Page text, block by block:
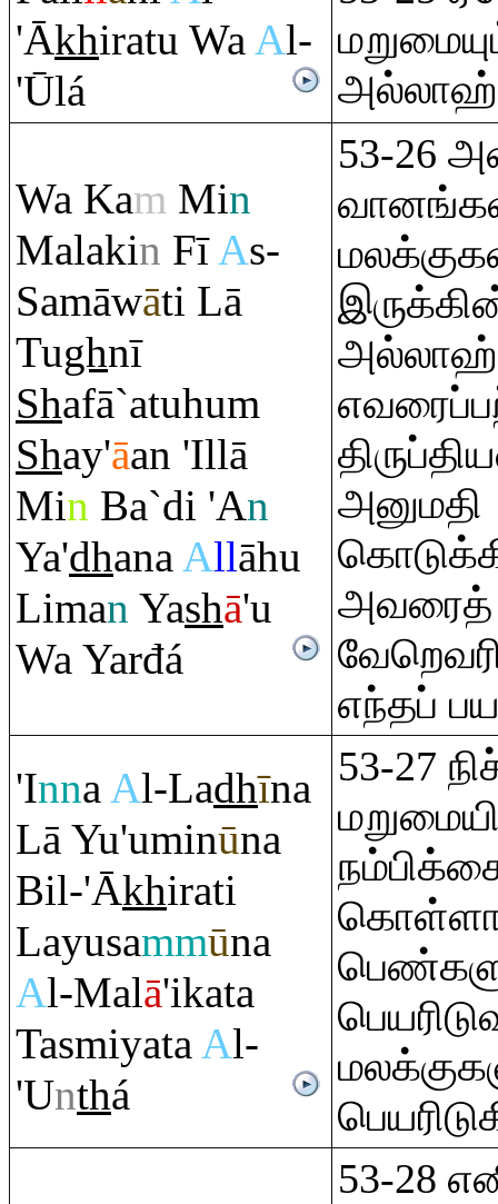
'Ākhiratu WaAl-
'Ūlá
Wa Kam Min
Malakin FīAs-
Samāwāti Lā
Tughnī
Shafā`atuhum
Shay'āan 'Illā
Min Ba`di 'An
Ya'dhanaAllāhu
Liman Yashā'u
Wa Yarđá
53-26
அல்லாஹ்
அனுமதி
அவரைத்
எந்தப்
'InnaAl-Ladhīna
Lā Yu'uminūna
Bil-'Ākhirati
Layusammūna
Al-Malā'ikata
TasmiyataAl-
'Unthá
53-27
53-28